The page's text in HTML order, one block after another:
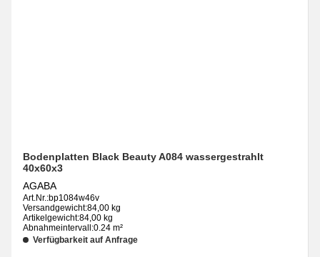
Bodenplatten Black Beauty A084 wassergestrahlt
40x60x3
AGABA
Art.Nr.:bp1084w46v
Versandgewicht:84,00 kg
Artikelgewicht:84,00 kg
Abnahmeintervall:0.24 m²
Verfügbarkeit auf Anfrage